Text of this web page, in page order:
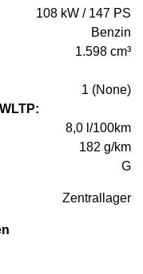
108 kW / 147 PS
Benzin
1.598 cm³
1 (None)
8,0 l/100km
182 g/km
G
Zentrallager